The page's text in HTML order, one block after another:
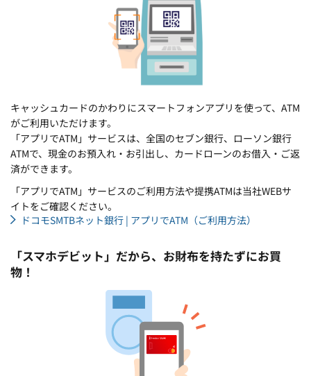
キャッシュカードのかわりにスマートフォンアプリを使って、ATM
がご利用いただけます。
「アプリでATM」サービスは、全国のセブン銀行、ローソン銀行
ATMで、現金のお預入れ・お引出し、カードローンのお借入・ご返
済ができます。
「アプリでATM」サービスのご利用方法や提携ATMは当社WEBサ
イトをご確認ください。
ドコモSMTBネット銀行 | アプリでATM（ご利用方法）
「スマホデビット」だから、お財布を持たずにお買
物！